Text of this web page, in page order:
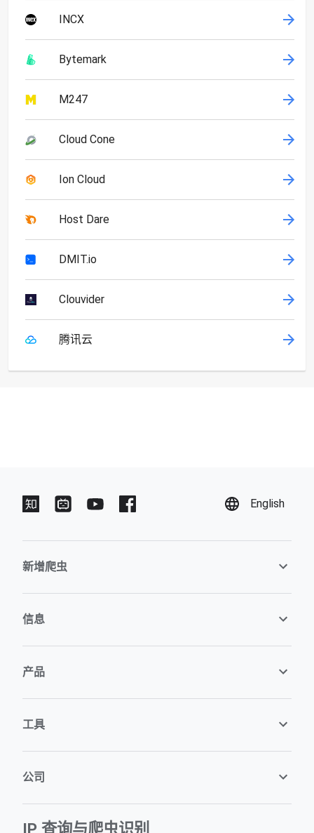
INCX
Bytemark
M247
Cloud Cone
Ion Cloud
Host Dare
DMIT.io
Clouvider
腾讯云
English
新增爬虫
信息
产品
工具
公司
IP 查询与爬虫识别